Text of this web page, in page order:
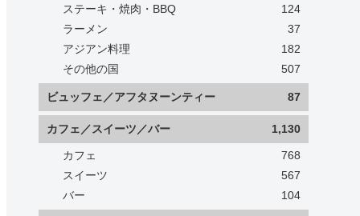
ステーキ・焼肉・BBQ
124
ラーメン
37
アジアン料理
182
その他の国
507
ビュッフェ／アフタヌーンティー 87
カフェ／スイーツ／バー 1,130
カフェ
768
スイーツ
567
バー
104